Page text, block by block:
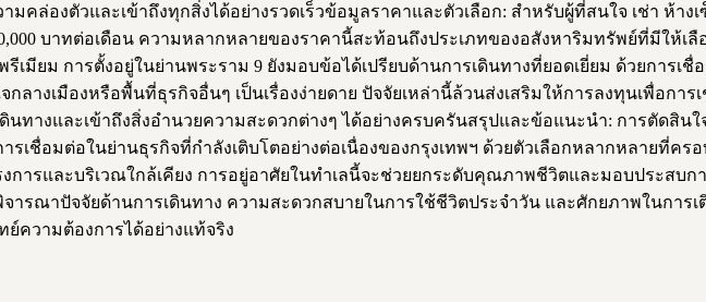
คล่องตัวและเข้าถึงทุกสิ่งได้อย่างรวดเร็วข้อมูลราคาและตัวเลือก: สำหรับผู้ที่สนใจ เช่า ห้า
บาทต่อเดือน ความหลากหลายของราคานี้สะท้อนถึงประเภทของอสังหาริมทรัพย์ที่มีให้
เมียม การตั้งอยู่ในย่านพระราม 9 ยังมอบข้อได้เปรียบด้านการเดินทางที่ยอดเยี่ยม ด้วยการ
กลางเมืองหรือพื้นที่ธุรกิจอื่นๆ เป็นเรื่องง่ายดาย ปัจจัยเหล่านี้ล้วนส่งเสริมให้การลงทุนเพื่อกา
ทางและเข้าถึงสิ่งอำนวยความสะดวกต่างๆ ได้อย่างครบครันสรุปและข้อแนะนำ: การตัดสินใ
เชื่อมต่อในย่านธุรกิจที่กำลังเติบโตอย่างต่อเนื่องของกรุงเทพฯ ด้วยตัวเลือกหลากหลายที่คร
ารและบริเวณใกล้เคียง การอยู่อาศัยในทำเลนี้จะช่วยยกระดับคุณภาพชีวิตและมอบประสบ
ารณาปัจจัยด้านการเดินทาง ความสะดวกสบายในการใช้ชีวิตประจำวัน และศักยภาพในการ
ความต้องการได้อย่างแท้จริง